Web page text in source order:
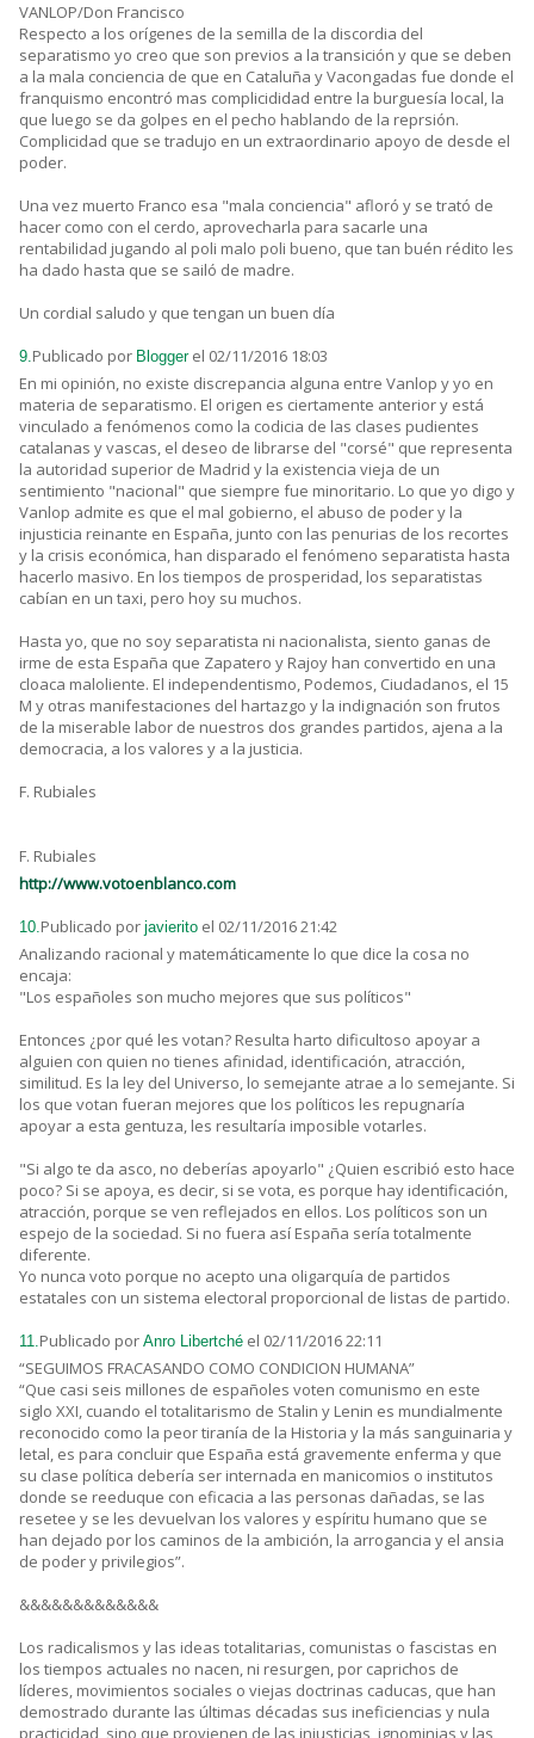
VANLOP/Don Francisco
Respecto a los orígenes de la semilla de la discordia del
separatismo yo creo que son previos a la transición y que se deben
a la mala conciencia de que en Cataluña y Vacongadas fue donde el
franquismo encontró mas complicididad entre la burguesía local, la
que luego se da golpes en el pecho hablando de la reprsión.
Complicidad que se tradujo en un extraordinario apoyo de desde el
poder.
Una vez muerto Franco esa "mala conciencia" afloró y se trató de
hacer como con el cerdo, aprovecharla para sacarle una
rentabilidad jugando al poli malo poli bueno, que tan buén rédito les
ha dado hasta que se sailó de madre.
Un cordial saludo y que tengan un buen día
9.Publicado por Blogger el 02/11/2016 18:03
En mi opinión, no existe discrepancia alguna entre Vanlop y yo en
materia de separatismo. El origen es ciertamente anterior y está
vinculado a fenómenos como la codicia de las clases pudientes
catalanas y vascas, el deseo de librarse del "corsé" que representa
la autoridad superior de Madrid y la existencia vieja de un
sentimiento "nacional" que siempre fue minoritario. Lo que yo digo y
Vanlop admite es que el mal gobierno, el abuso de poder y la
injusticia reinante en España, junto con las penurias de los recortes
y la crisis económica, han disparado el fenómeno separatista hasta
hacerlo masivo. En los tiempos de prosperidad, los separatistas
cabían en un taxi, pero hoy su muchos.
Hasta yo, que no soy separatista ni nacionalista, siento ganas de
irme de esta España que Zapatero y Rajoy han convertido en una
cloaca maloliente. El independentismo, Podemos, Ciudadanos, el 15
M y otras manifestaciones del hartazgo y la indignación son frutos
de la miserable labor de nuestros dos grandes partidos, ajena a la
democracia, a los valores y a la justicia.
F. Rubiales
F. Rubiales
http://www.votoenblanco.com
10.Publicado por javierito el 02/11/2016 21:42
Analizando racional y matemáticamente lo que dice la cosa no
encaja:
"Los españoles son mucho mejores que sus políticos"
Entonces ¿por qué les votan? Resulta harto dificultoso apoyar a
alguien con quien no tienes afinidad, identificación, atracción,
similitud. Es la ley del Universo, lo semejante atrae a lo semejante. Si
los que votan fueran mejores que los políticos les repugnaría
apoyar a esta gentuza, les resultaría imposible votarles.
"Si algo te da asco, no deberías apoyarlo" ¿Quien escribió esto hace
poco? Si se apoya, es decir, si se vota, es porque hay identificación,
atracción, porque se ven reflejados en ellos. Los políticos son un
espejo de la sociedad. Si no fuera así España sería totalmente
diferente.
Yo nunca voto porque no acepto una oligarquía de partidos
estatales con un sistema electoral proporcional de listas de partido.
11.Publicado por Anro Libertché el 02/11/2016 22:11
“SEGUIMOS FRACASANDO COMO CONDICION HUMANA”
“Que casi seis millones de españoles voten comunismo en este
siglo XXI, cuando el totalitarismo de Stalin y Lenin es mundialmente
reconocido como la peor tiranía de la Historia y la más sanguinaria y
letal, es para concluir que España está gravemente enferma y que
su clase política debería ser internada en manicomios o institutos
donde se reeduque con eficacia a las personas dañadas, se las
resetee y se les devuelvan los valores y espíritu humano que se
han dejado por los caminos de la ambición, la arrogancia y el ansia
de poder y privilegios”.
&&&&&&&&&&&&&
Los radicalismos y las ideas totalitarias, comunistas o fascistas en
los tiempos actuales no nacen, ni resurgen, por caprichos de
líderes, movimientos sociales o viejas doctrinas caducas, que han
demostrado durante las últimas décadas sus ineficiencias y nula
practicidad, sino que provienen de las injusticias, ignominias y las